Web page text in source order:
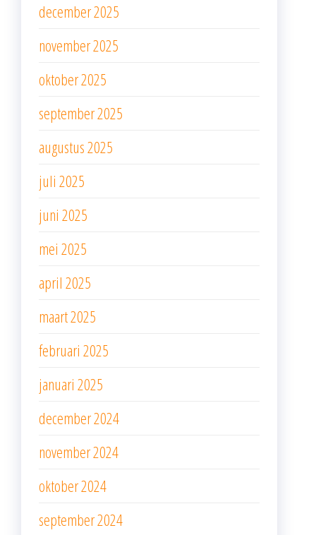
december 2025
november 2025
oktober 2025
september 2025
augustus 2025
juli 2025
juni 2025
mei 2025
april 2025
maart 2025
februari 2025
januari 2025
december 2024
november 2024
oktober 2024
september 2024